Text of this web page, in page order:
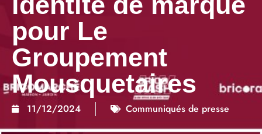
pour Le
Groupement
Mousquetaires
11/12/2024 Communiqués de presse